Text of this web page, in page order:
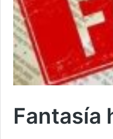
Fantasía